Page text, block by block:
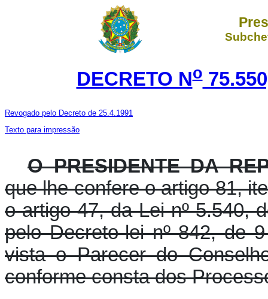
DECRETO No
Revogado pelo Decreto de 25.4.1991
Texto para impressão
O PRESIDENTE DA
que lhe confere o artigo 81,
o artigo 47, da Lei nº 5.540,
pelo Decreto-lei nº 842, de
vista o Parecer do
conforme consta dos